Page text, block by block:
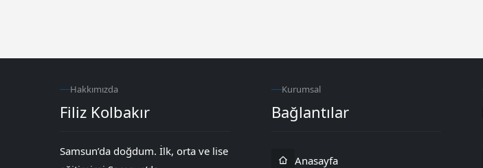
kalmadan Botolinum toksin-A...
Hakkımızda
Filiz Kolbakır
Samsun’da doğdum. İlk, orta ve lise
Kurumsal
Bağlantılar
Anasayfa